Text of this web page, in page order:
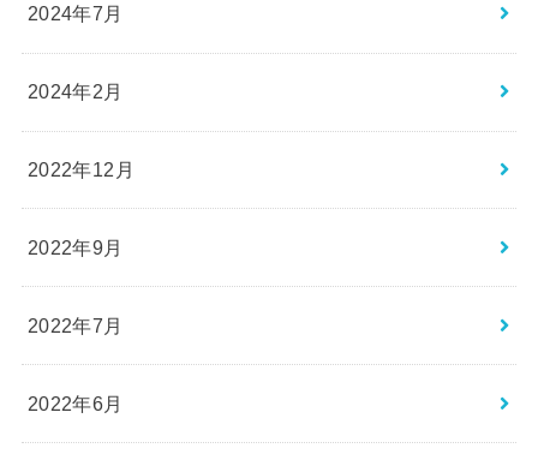
2024年7月
2024年2月
2022年12月
2022年9月
2022年7月
2022年6月